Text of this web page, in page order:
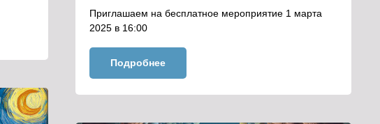
Приглашаем на бесплатное мероприятие 1 марта
2025 в 16:00
Подробнее